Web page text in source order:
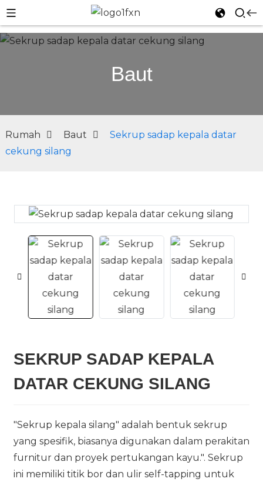
Baut
Rumah Baut
Sekrup sadap kepala datar
cekung silang
SEKRUP SADAP KEPALA
DATAR CEKUNG SILANG
"Sekrup kepala silang" adalah bentuk sekrup
yang spesifik, biasanya digunakan dalam perakitan
furnitur dan proyek pertukangan kayu.". Sekrup
ini memiliki titik bor dan ulir self-tapping untuk